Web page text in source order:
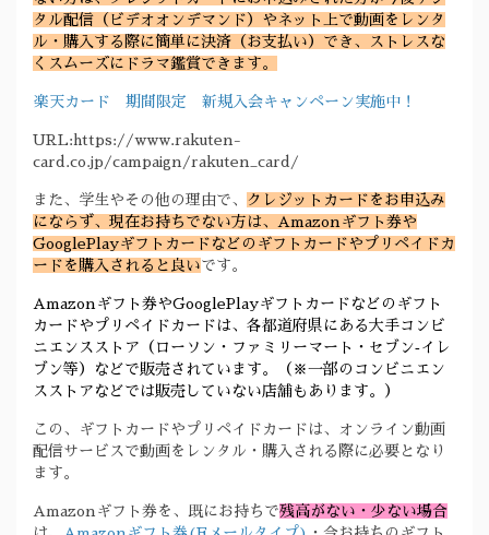
タル配信（ビデオオンデマンド）やネット上で動画をレンタ
ル・購入する際に簡単に決済（お支払い）でき、ストレスな
くスムーズにドラマ鑑賞できます。
楽天カード 期間限定 新規入会キャンペーン実施中！
URL:https://www.rakuten-
card.co.jp/campaign/rakuten_card/
また、学生やその他の理由で、 クレジットカードをお申込み
にならず、現在お持ちでない方は、Amazonギフト券や
GooglePlayギフトカードなどのギフトカードやプリペイドカ
ードを購入されると良いです。
Amazonギフト券やGooglePlayギフトカードなどのギフト
カードやプリペイドカードは、各都道府県にある大手コンビ
ニエンスストア（ローソン・ファミリーマート・セブン‐イレ
ブン等）などで販売されています。（※一部のコンビニエン
スストアなどでは販売していない店舗もあります。）
この、ギフトカードやプリペイドカードは、オンライン動画
配信サービスで動画をレンタル・購入される際に必要となり
ます。
Amazonギフト券を、既にお持ちで残高がない・少ない場合